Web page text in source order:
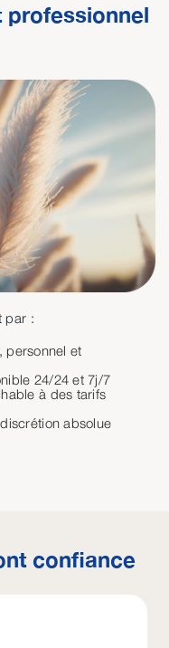
professionnel
par :
personnel et
24/24 et 7j/7
à des tarifs
absolue
confiance